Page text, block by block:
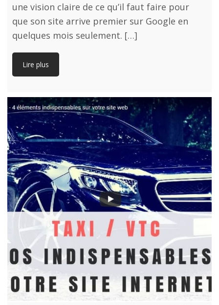
une vision claire de ce qu’il faut faire pour
que son site arrive premier sur Google en
quelques mois seulement. […]
Lire plus